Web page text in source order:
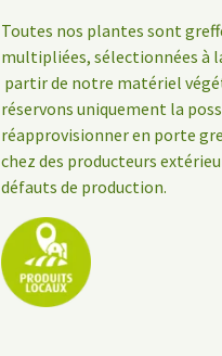
Toutes nos plantes sont
multipliées, sélectionnées à
partir de notre matériel
réservons uniquement la
réapprovisionner en porte
chez des producteurs
défauts de production.